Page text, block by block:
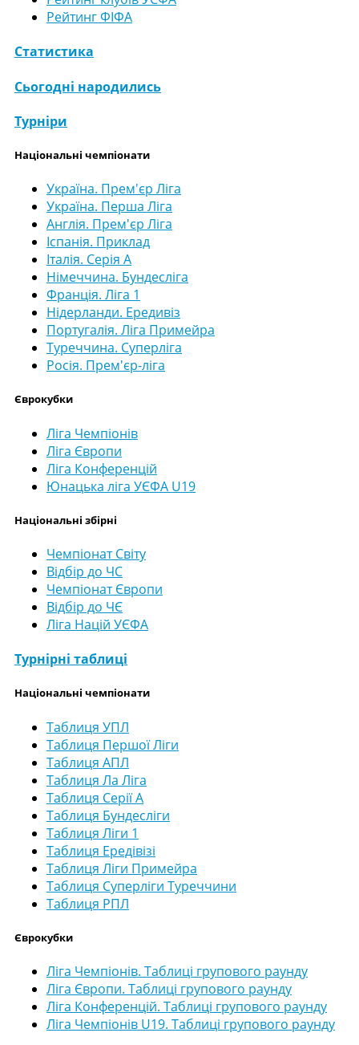
Рейтинг ФІФА
Статистика
Сьогодні народились
Турніри
Національні чемпіонати
Україна. Прем'єр Ліга
Україна. Перша Ліга
Англія. Прем'єр Ліга
Іспанія. Приклад
Італія. Серія А
Німеччина. Бундесліга
Франція. Ліга 1
Нідерланди. Ередивіз
Португалія. Ліга Примейра
Туреччина. Суперліга
Росія. Прем'єр-ліга
Єврокубки
Ліга Чемпіонів
Ліга Європи
Ліга Конференцій
Юнацька ліга УЄФА U19
Національні збірні
Чемпіонат Світу
Відбір до ЧС
Чемпіонат Європи
Відбір до ЧЄ
Ліга Націй УЄФА
Турнірні таблиці
Національні чемпіонати
Таблиця УПЛ
Таблиця Першої Ліги
Таблиця АПЛ
Таблиця Ла Ліга
Таблиця Серії А
Таблиця Бундесліги
Таблиця Ліги 1
Таблиця Ередівізі
Таблиця Ліги Примейра
Таблиця Суперліги Туреччини
Таблиця РПЛ
Єврокубки
Ліга Чемпіонів. Таблиці групового раунду
Ліга Європи. Таблиці групового раунду
Ліга Конференцій. Таблиці групового раунду
Ліга Чемпіонів U19. Таблиці групового раунду